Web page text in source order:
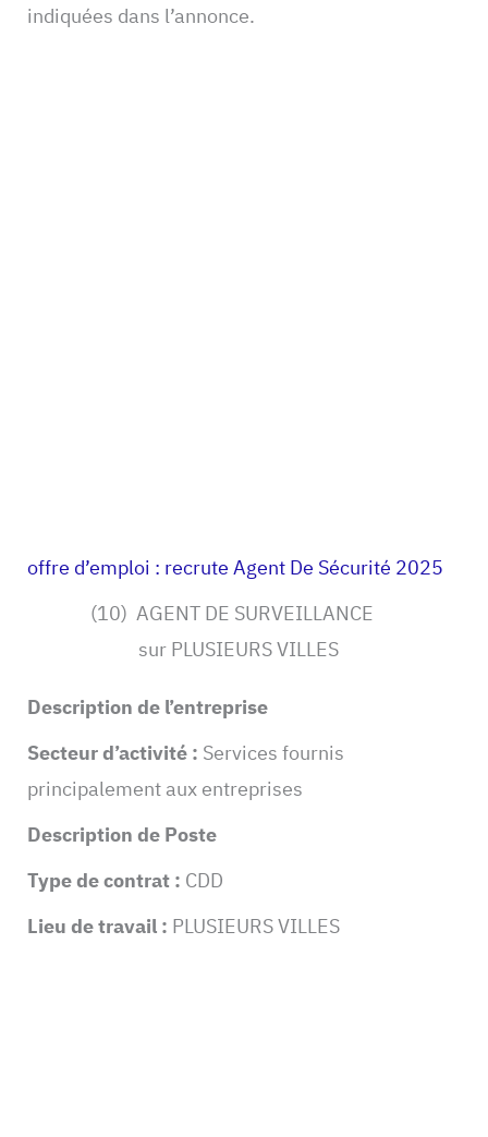
indiquées dans l’annonce.
offre d’emploi : recrute Agent De Sécurité 2025
(10) AGENT DE SURVEILLANCE
sur PLUSIEURS VILLES
Description de l’entreprise
Secteur d’activité : Services fournis
principalement aux entreprises
Description de Poste
Type de contrat : CDD
Lieu de travail : PLUSIEURS VILLES